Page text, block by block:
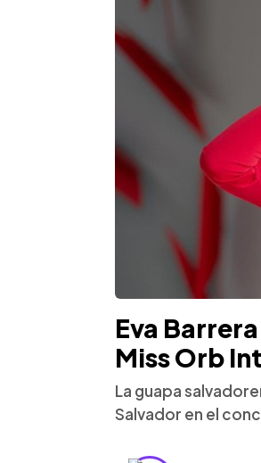
Eva
Miss Orb
La guapa
Salvador en el